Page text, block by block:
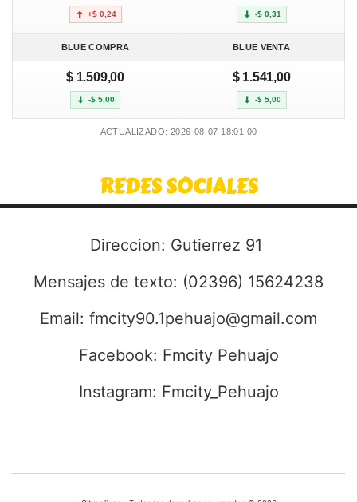
+$ 0,24 -$ 0,31
BLUE COMPRA BLUE VENTA
$ 1.509,00
-$ 5,00
$ 1.541,00
-$ 5,00
ACTUALIZADO: 2026-08-07 18:01:00
REDES SOCIALES
Direccion: Gutierrez 91
Mensajes de texto: (02396) 15624238
Email: fmcity90.1pehuajo@gmail.com
Facebook: Fmcity Pehuajo
Instagram: Fmcity_Pehuajo